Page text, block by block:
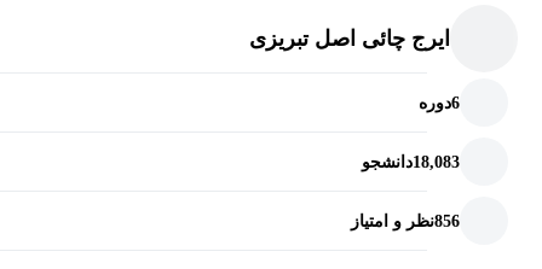
کامل توضیح داده شده است
مفید برای: دیجیتال مارکتینگ، کسب‌وکار، عمومی، حسابداری، عمران
ایرج چائی اصل تبریزی
6دوره
18,083دانشجو
856نظر و امتیاز